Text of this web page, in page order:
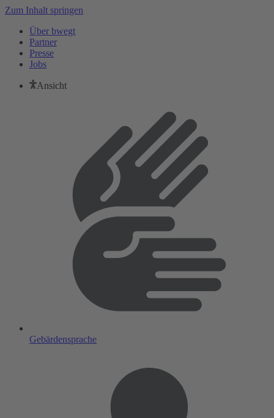
Zum Inhalt springen
Über bwegt
Partner
Presse
Jobs
Ansicht
Gebärdensprache